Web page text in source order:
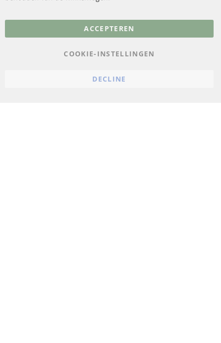
GegevensbeschermingACCEPTEREN
COOKIE-INSTELLINGEN
DECLINE